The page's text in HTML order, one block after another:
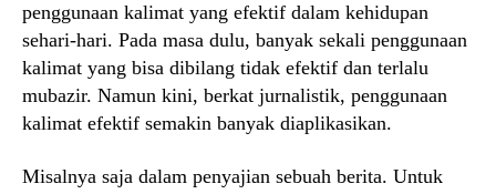
penggunaan kalimat yang efektif dalam kehidupan
sehari-hari. Pada masa dulu, banyak sekali penggunaan
kalimat yang bisa dibilang tidak efektif dan terlalu
mubazir. Namun kini, berkat jurnalistik, penggunaan
kalimat efektif semakin banyak diaplikasikan.
Misalnya saja dalam penyajian sebuah berita. Untuk